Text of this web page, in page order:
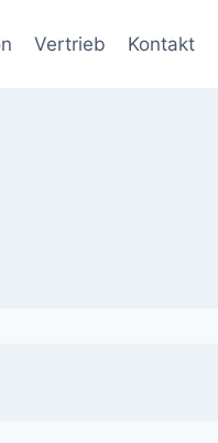
Vertrieb Kontakt